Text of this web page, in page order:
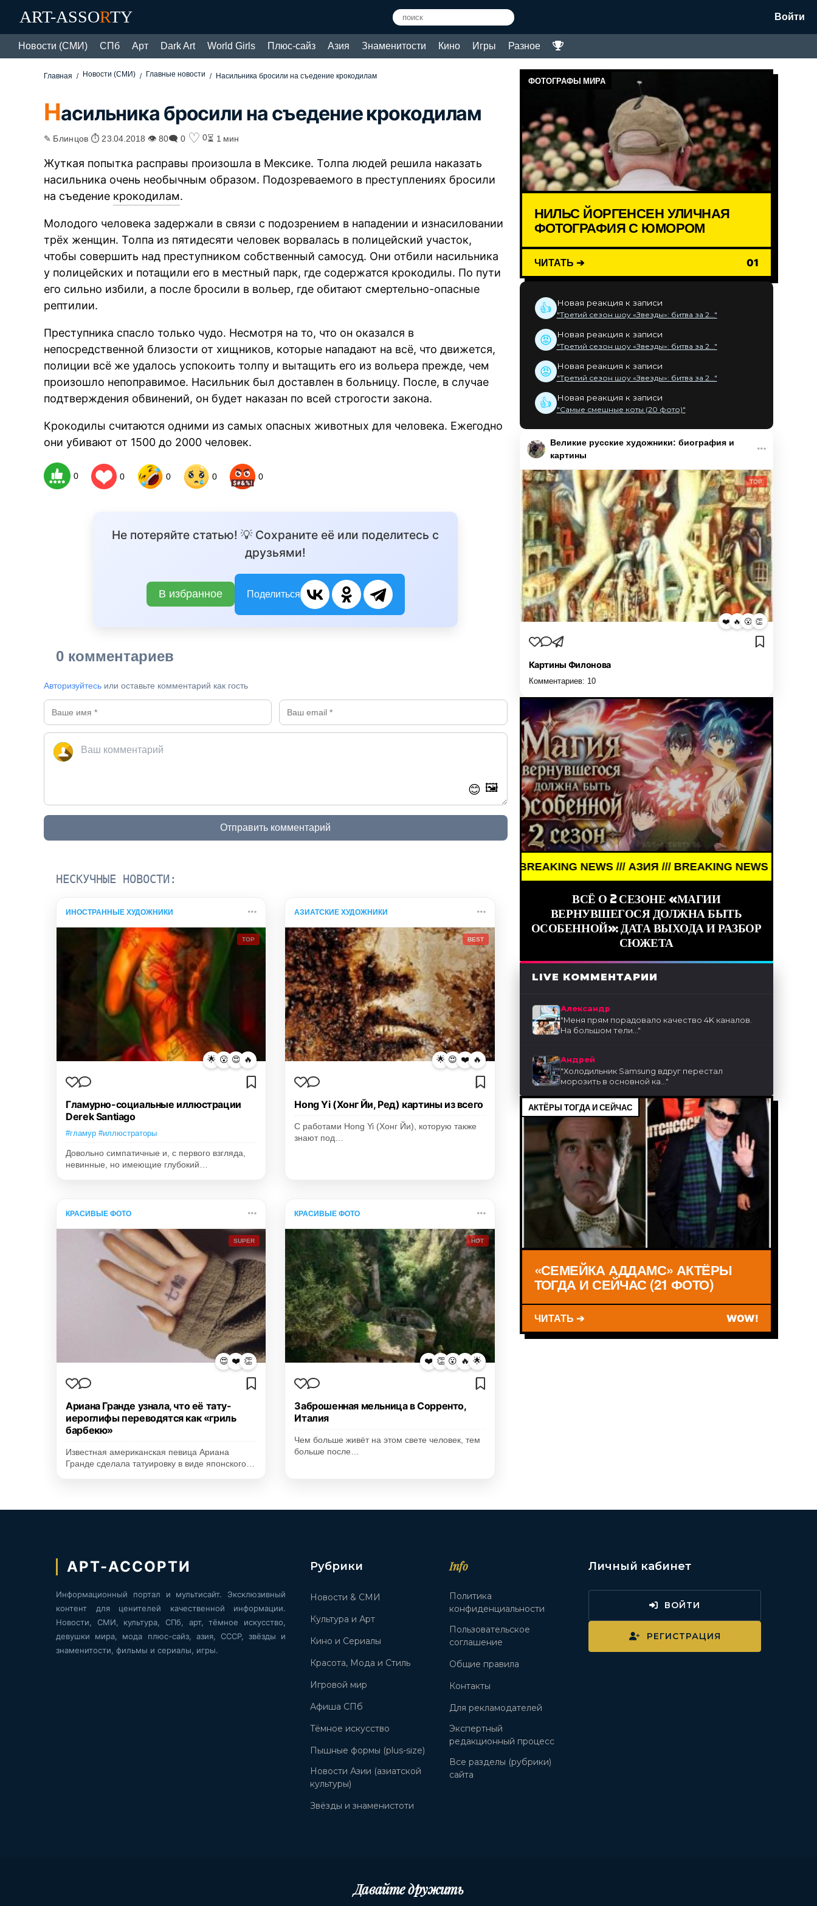
ART-ASSORTY Войти
Новости (СМИ) СПб Арт Dark Art World Girls Плюс-сайз Азия Знаменитости Кино Игры Разное
Главная Новости (СМИ) Главные новости Насильника бросили на съедение крокодилам
Насильника бросили на съедение крокодилам
✎ Блинцов ⏱ 23.04.2018 👁 80🗨 0 ♡ 0⏳ 1 мин
Жуткая попытка расправы произошла в Мексике. Толпа людей решила наказать
насильника очень необычным образом. Подозреваемого в преступлениях бросили
на съедение крокодилам.
Молодого человека задержали в связи с подозрением в нападении и изнасиловании
трёх женщин. Толпа из пятидесяти человек ворвалась в полицейский участок,
чтобы совершить над преступником собственный самосуд. Они отбили насильника
у полицейских и потащили его в местный парк, где содержатся крокодилы. По пути
его сильно избили, а после бросили в вольер, где обитают смертельно-опасные
рептилии.
Преступника спасло только чудо. Несмотря на то, что он оказался в
непосредственной близости от хищников, которые нападают на всё, что движется,
полиции всё же удалось успокоить толпу и вытащить его из вольера прежде, чем
произошло непоправимое. Насильник был доставлен в больницу. После, в случае
подтверждения обвинений, он будет наказан по всей строгости закона.
Крокодилы считаются одними из самых опасных животных для человека. Ежегодно
они убивают от 1500 до 2000 человек.
0 0 0 0 0
Не потеряйте статью! 💡 Сохраните её или поделитесь с
друзьями!
В избранное Поделиться
0 комментариев
Авторизуйтесь или оставьте комментарий как гость
😊 🖼️
Отправить комментарий
НЕСКУЧНЫЕ НОВОСТИ:
ИНОСТРАННЫЕ ХУДОЖНИКИ
TOP
🌟 😮 😍 🔥
Гламурно-социальные иллюстрации
Derek Santiago
#гламур #иллюстраторы
Довольно симпатичные и, с первого взгляда,
невинные, но имеющие глубокий…
АЗИАТСКИЕ ХУДОЖНИКИ
BEST
🌟 😍 ❤️ 🔥
Hong Yi (Хонг Йи, Ред) картины из всего
С работами Hong Yi (Хонг Йи), которую также
знают под…
КРАСИВЫЕ ФОТО
SUPER
😍 ❤️ 👏
Ариана Гранде узнала, что её тату-
иероглифы переводятся как «гриль
барбекю»
Известная американская певица Ариана
Гранде сделала татуировку в виде японского…
КРАСИВЫЕ ФОТО
HOT
❤️ 👏 😮 🔥 🌟
Заброшенная мельница в Сорренто,
Италия
Чем больше живёт на этом свете человек, тем
больше после…
ФОТОГРАФЫ МИРА
НИЛЬС ЙОРГЕНСЕН УЛИЧНАЯ
ФОТОГРАФИЯ С ЮМОРОМ
ЧИТАТЬ ➔ 01
👍 Новая реакция к записи
"Третий сезон шоу «Звезды»: битва за 2..."
😡 Новая реакция к записи
"Третий сезон шоу «Звезды»: битва за 2..."
😡 Новая реакция к записи
"Третий сезон шоу «Звезды»: битва за 2..."
👍 Новая реакция к записи
"Самые смешные коты (20 фото)"
Великие русские художники: биография и
картины
TOP
❤️ 🔥 😮 👏
Картины Филонова
Комментариев: 10
BREAKING NEWS /// АЗИЯ /// BREAKING NEWS /// АЗИЯ ///
ВСЁ О 2 СЕЗОНЕ «МАГИИ
ВЕРНУВШЕГОСЯ ДОЛЖНА БЫТЬ
ОСОБЕННОЙ»: ДАТА ВЫХОДА И РАЗБОР
СЮЖЕТА
LIVE КОММЕНТАРИИ
Александр
"Меня прям порадовало качество 4K каналов.
На большом тели..."
Андрей
"Холодильник Samsung вдруг перестал
морозить в основной ка..."
АКТЁРЫ ТОГДА И СЕЙЧАС
«СЕМЕЙКА АДДАМС» АКТЁРЫ
ТОГДА И СЕЙЧАС (21 ФОТО)
ЧИТАТЬ ➔ WOW!
АРТ-АССОРТИ
Информационный портал и мультисайт. Эксклюзивный
контент для ценителей качественной информации.
Новости, СМИ, культура, СПб, арт, тёмное искусство,
девушки мира, мода плюс-сайз, азия, СССР, звёзды и
знаменитости, фильмы и сериалы, игры.
Рубрики
Новости & СМИ
Культура и Арт
Кино и Сериалы
Красота, Мода и Стиль
Игровой мир
Афиша СПб
Тёмное искусство
Пышные формы (plus-size)
Новости Азии (азиатской
культуры)
Звёзды и знаменистоти
Info
Политика
конфиденциальности
Пользовательское
соглашение
Общие правила
Контакты
Для рекламодателей
Экспертный
редакционный процесс
Все разделы (рубрики)
сайта
Личный кабинет
ВОЙТИ
РЕГИСТРАЦИЯ
Давайте дружить